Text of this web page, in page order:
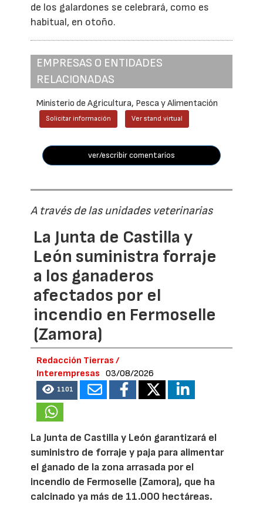
de los galardones se celebrará, como es
habitual, en otoño.
EMPRESAS O ENTIDADES
RELACIONADAS
Ministerio de Agricultura, Pesca y Alimentación
Solicitar información Ver stand virtual
ver/escribir comentarios
A través de las unidades veterinarias
La Junta de Castilla y
León suministra forraje
a los ganaderos
afectados por el
incendio en Fermoselle
(Zamora)
Redacción Tierras /
Interempresas
03/08/2026
1101
La Junta de Castilla y León garantizará el
suministro de forraje y paja para alimentar
el ganado de la zona arrasada por el
incendio de Fermoselle (Zamora), que ha
calcinado ya más de 11.000 hectáreas.